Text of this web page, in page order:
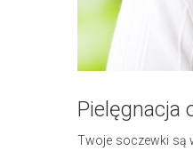
Pielęgnacja
Twoje soczewki są